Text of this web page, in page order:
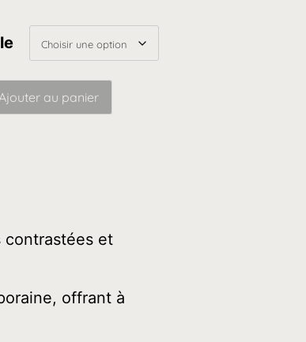
au panier
contrastées et
offrant à